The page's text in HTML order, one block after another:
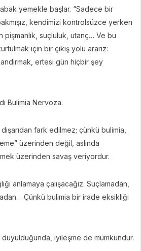
yemekle başlar. “Sadece bir
kendimizi kontrolsüzce yerken
pişmanlık, suçluluk, utanç… Ve bu
için bir çıkış yolu ararız:
ertesi gün hiçbir şey
Bulimia Nervoza.
fark edilmez; çünkü bulimia,
üzerinden değil, aslında
üzerinden savaş veriyordur.
anlamaya çalışacağız. Suçlamadan,
Çünkü bulimia bir irade eksikliği
duyulduğunda, iyileşme de mümkündür.